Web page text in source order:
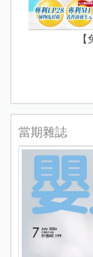
當期雜誌